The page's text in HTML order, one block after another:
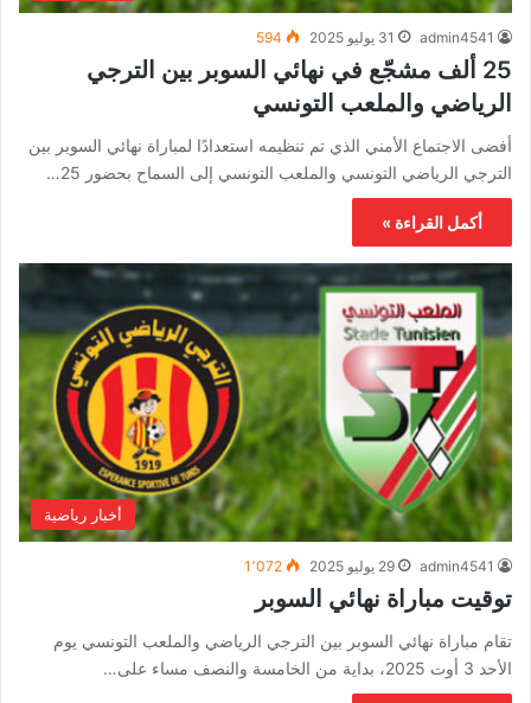
admin4541 31 يوليو 2025 594
25 ألف مشجّع في نهائي السوبر بين الترجي
الرياضي والملعب التونسي
أفضى الاجتماع الأمني الذي تم تنظيمه استعدادًا لمباراة نهائي السوبر بين
الترجي الرياضي التونسي والملعب التونسي إلى السماح بحضور 25…
أكمل القراءة »
أخبار رياضية
admin4541 29 يوليو 2025 1٬072
توقيت مباراة نهائي السوبر
تقام مباراة نهائي السوبر بين الترجي الرياضي والملعب التونسي يوم
الأحد 3 أوت 2025، بداية من الخامسة والنصف مساء على…